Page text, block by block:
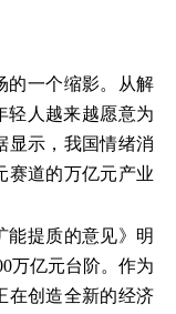
的一个缩影。从解
轻人越来越愿意为
显示，我国情绪消
赛道的万亿元产业
能提质的意见》明
万亿元台阶。作为
在创造全新的经济